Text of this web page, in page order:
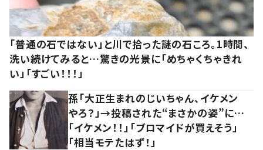
「普通の石ではない」と川で拾った謎の石ころ。1時間、
洗い続けてみると…驚きの光景に「めちゃくちゃきれ
い」「すごい！！！」
孫「大正生まれのじいちゃん、イケメン
やろ？」→投稿された“まさかの姿”に…
「イケメン！！」「ブロマイドが買えそう」
「相当モテたはず！」